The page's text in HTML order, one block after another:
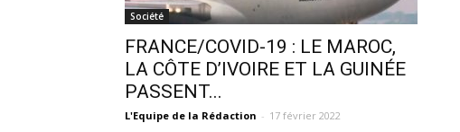
Société
FRANCE/COVID-19 : LE MAROC,
LA CÔTE D’IVOIRE ET LA GUINÉE
PASSENT...
L'Equipe de la Rédaction - 17 février 2022